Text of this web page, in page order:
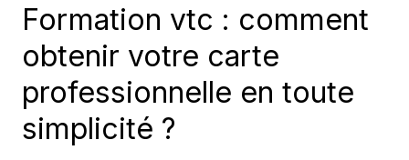
Formation vtc : comment
obtenir votre carte
professionnelle en toute
simplicité ?